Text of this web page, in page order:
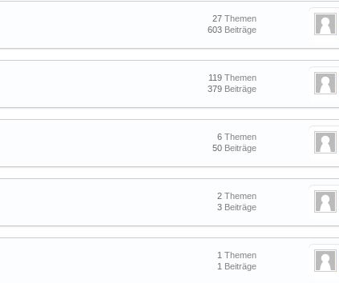
Themen
27
Beiträge
603
Themen
119
Beiträge
379
Themen
6
Beiträge
50
Themen
2
Beiträge
3
Themen
1
Beiträge
1